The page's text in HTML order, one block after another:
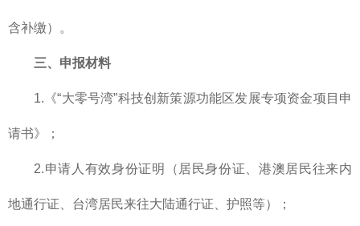
含补缴）。
三、申报材料
1.《“大零号湾”科技创新策源功能区发展专项资金项目申
请书》；
2.申请人有效身份证明（居民身份证、港澳居民往来内
地通行证、台湾居民来往大陆通行证、护照等）；